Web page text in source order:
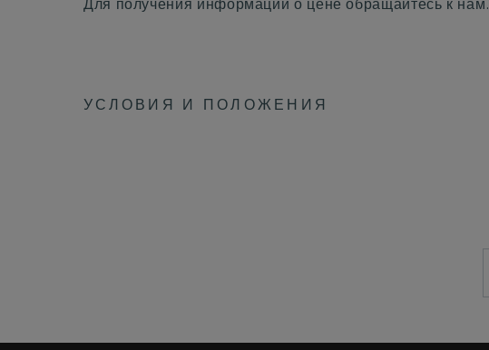
Для получения информации о цене обращайтесь к нам.
УСЛОВИЯ И ПОЛОЖЕНИЯ